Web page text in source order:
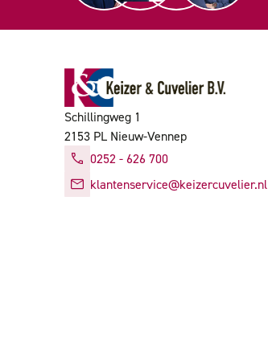
Schillingweg 1
2153 PL Nieuw-Vennep
0252 - 626 700
klantenservice@keizercuvelier.nl